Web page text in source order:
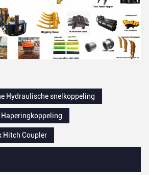
Hydraulische snelkoppeling
Hitch Coupler